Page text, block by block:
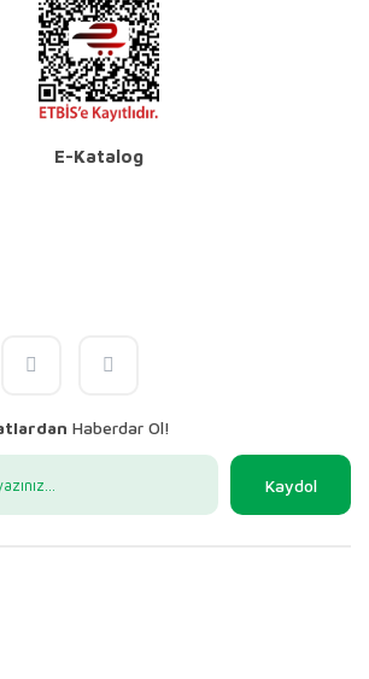
E-Katalog
Haberdar Ol!
Kaydol